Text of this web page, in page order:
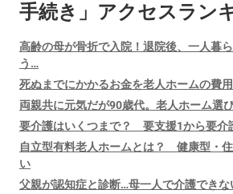
手続き」アクセスラン
高齢の母が骨折で入院！退院後、一人暮
う…
死ぬまでにかかるお金を老人ホームの費
両親共に元気だが90歳代。老人ホーム選
要介護はいくつまで？ 要支援1から要介
自立型有料老人ホームとは？ 健康型・
い
父親が認知症と診断…母一人で介護でき